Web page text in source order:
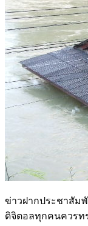
ข่าวฝากประชาสัม
ดิจิตอลทุกคนควรท